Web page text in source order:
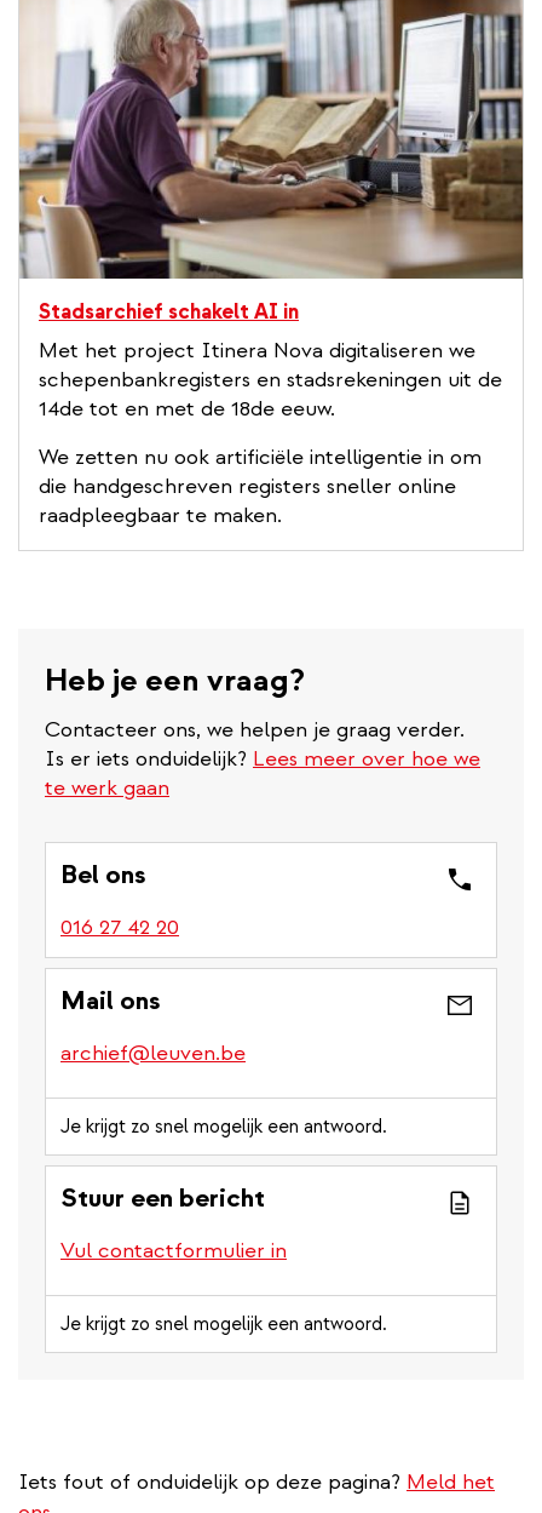
Stadsarchief schakelt AI in
Met het project Itinera Nova digitaliseren we
schepenbankregisters en stadsrekeningen uit de
14de tot en met de 18de eeuw.
We zetten nu ook artificiële intelligentie in om
die handgeschreven registers sneller online
raadpleegbaar te maken.
Heb je een vraag?
Contacteer ons, we helpen je graag verder.
Is er iets onduidelijk? Lees meer over hoe we
te werk gaan
Bel ons
016 27 42 20
Mail ons
archief@leuven.be
Je krijgt zo snel mogelijk een antwoord.
Stuur een bericht
Vul contactformulier in
Je krijgt zo snel mogelijk een antwoord.
Iets fout of onduidelijk op deze pagina? Meld het